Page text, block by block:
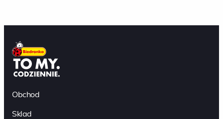
Obchod
Sklad